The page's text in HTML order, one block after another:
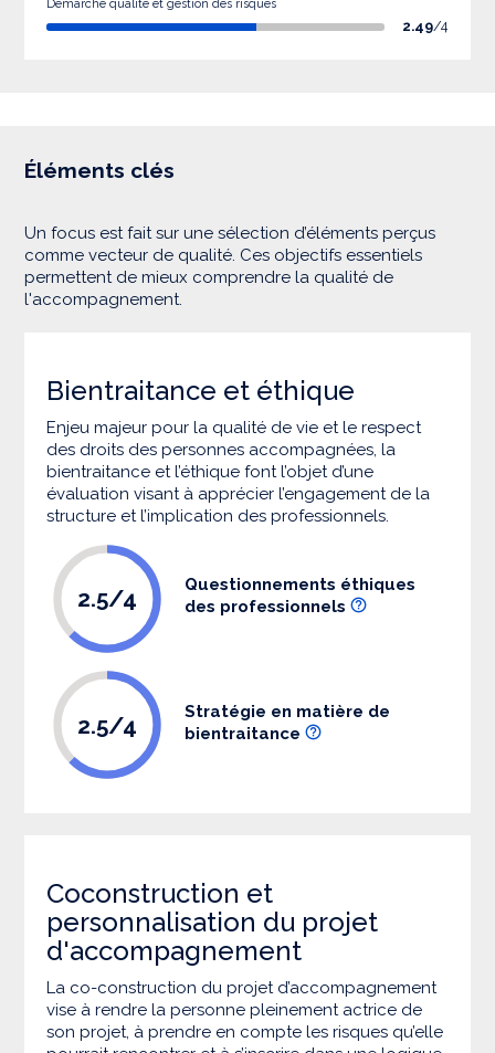
Démarche qualité et gestion des risques
2.49/4
Éléments clés
Un focus est fait sur une sélection d’éléments perçus
comme vecteur de qualité. Ces objectifs essentiels
permettent de mieux comprendre la qualité de
l'accompagnement.
Bientraitance et éthique
Enjeu majeur pour la qualité de vie et le respect
des droits des personnes accompagnées, la
bientraitance et l’éthique font l’objet d’une
évaluation visant à apprécier l’engagement de la
structure et l’implication des professionnels.
2.5/4
Questionnements éthiques
des professionnels
2.5/4
Stratégie en matière de
bientraitance
Coconstruction et
personnalisation du projet
d'accompagnement
La co-construction du projet d’accompagnement
vise à rendre la personne pleinement actrice de
son projet, à prendre en compte les risques qu’elle